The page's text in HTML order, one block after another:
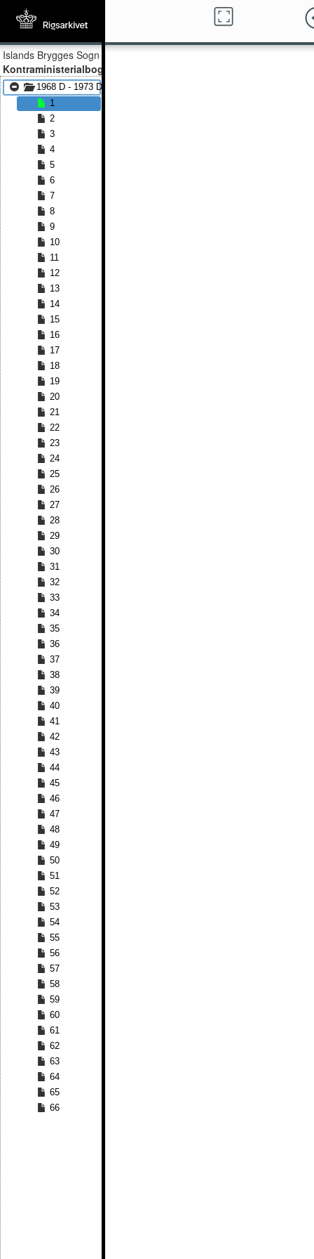
Islands Brygges Sogn
Kontraministerialbog
1968 D - 1973 D
1
2
3
4
5
6
7
8
9
10
11
12
13
14
15
16
17
18
19
20
21
22
23
24
25
26
27
28
29
30
31
32
33
34
35
36
37
38
39
40
41
42
43
44
45
46
47
48
49
50
51
52
53
54
55
56
57
58
59
60
61
62
63
64
65
66